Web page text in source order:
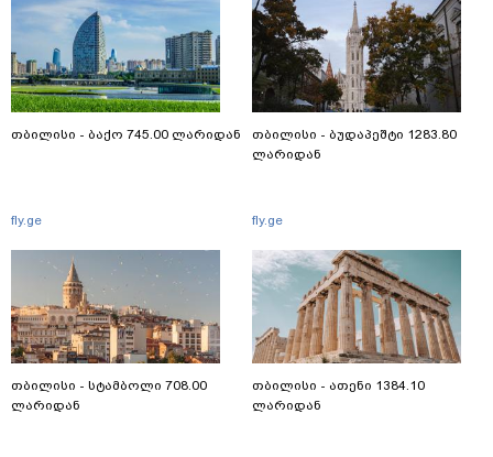
თბილისი - ბაქო 745.00 ლარიდან
fly.ge
თბილისი - სტამბოლი 708.00
ლარიდან
თბილისი - ბუდაპეშტი 1283.80
ლარიდან
fly.ge
თბილისი - ათენი 1384.10
ლარიდან